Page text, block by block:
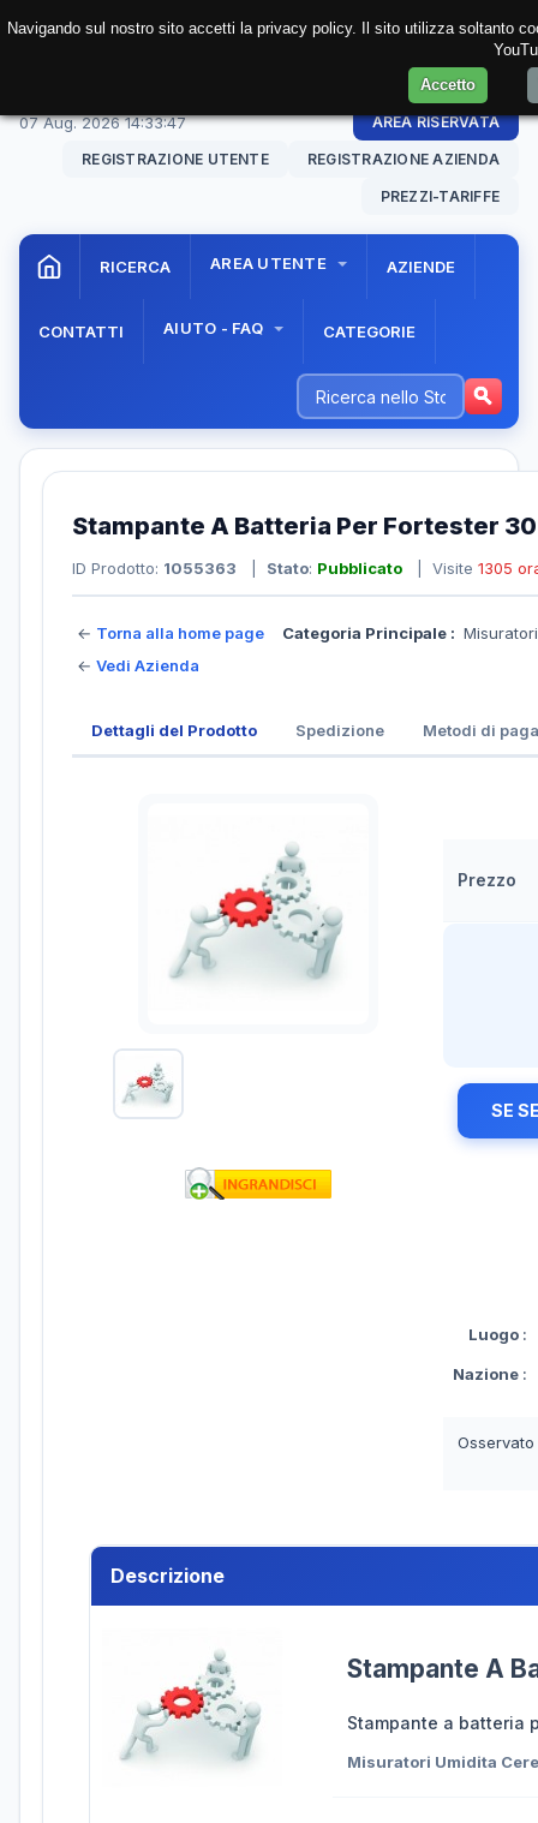
07 Aug. 202614:33:47 AREA RISERVATA
REGISTRAZIONE UTENTE REGISTRAZIONE AZIENDA
PREZZI-TARIFFE
RICERCA AREA UTENTE AZIENDE
CONTATTI AIUTO - FAQ CATEGORIE
Stampante A Batteria Per Fortester
ID Prodotto: 1055363 Stato: Pubblicato | Visite 1305
← Torna alla home page
← Vedi Azienda
Categoria Principale :
Dettagli del Prodotto Spedizione Metodi di
Prezzo
SE
Luogo :
Nazione :
Descrizione
Stampante A
Stampante a batteria
Misuratori Umidita
Navigando sul nostro sito accetti la privacy policy. Il sito utilizza soltanto
Accetto